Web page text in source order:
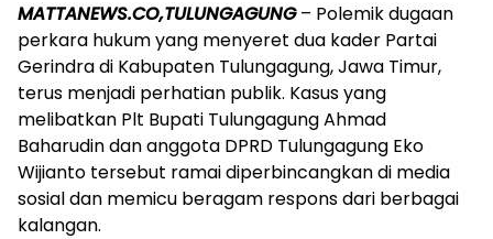
MATTANEWS.CO,TULUNGAGUNG– Polemik dugaan
perkara hukum yang menyeret dua kader Partai
Gerindra di Kabupaten Tulungagung, Jawa Timur,
terus menjadi perhatian publik. Kasus yang
melibatkan Plt Bupati Tulungagung Ahmad
Baharudin dan anggota DPRD Tulungagung Eko
Wijianto tersebut ramai diperbincangkan di media
sosial dan memicu beragam respons dari berbagai
kalangan.